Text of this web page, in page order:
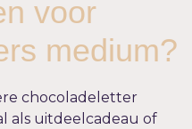
voor
medium?
chocoladeletter
als uitdeelcadeau of